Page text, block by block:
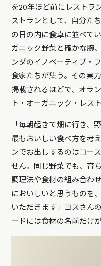
を20年ほど前にレストラ
ストランとして、自分た
の日の内に食卓に並べて
ガニック野菜と確かな腕
ンダのイノベーティブ・
食家たちが集う。その実
掲載されるほどで、オラ
ト・オーガニック・レス
「毎朝起きて畑に行き、
最もおいしい食べ方を考
ンでお出しするのはコー
せん。同じ野菜でも、育
調理法や食材の組み合わ
においしいと思うものを
いただきます」ヨスさん
ードには食材の名前だけが